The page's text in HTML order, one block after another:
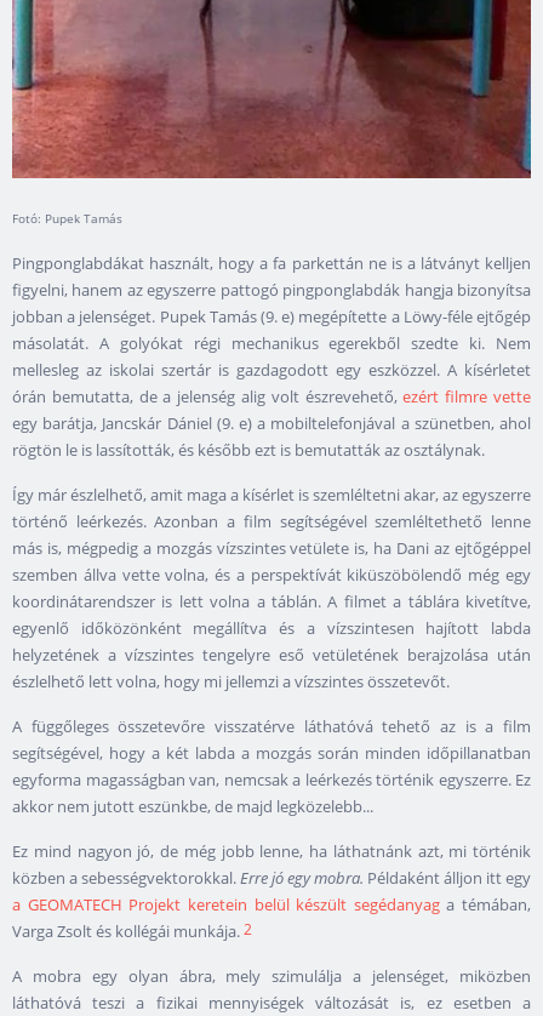
Fotó: Pupek Tamás
Pingponglabdákat használt, hogy a fa parkettán ne is a látványt kelljen
figyelni, hanem az egyszerre pattogó pingponglabdák hangja bizonyítsa
jobban a jelenséget. Pupek Tamás (9. e) megépítette a Löwy-féle ejtőgép
másolatát. A golyókat régi mechanikus egerekből szedte ki. Nem
mellesleg az iskolai szertár is gazdagodott egy eszközzel. A kísérletet
órán bemutatta, de a jelenség alig volt észrevehető,ezért filmre vette
egy barátja, Jancskár Dániel (9. e) a mobiltelefonjával a szünetben, ahol
rögtön le is lassították, és később ezt is bemutatták az osztálynak.
Így már észlelhető, amit maga a kísérlet is szemléltetni akar, az egyszerre
történő leérkezés. Azonban a film segítségével szemléltethető lenne
más is, mégpedig a mozgás vízszintes vetülete is, ha Dani az ejtőgéppel
szemben állva vette volna, és a perspektívát kiküszöbölendő még egy
koordinátarendszer is lett volna a táblán. A filmet a táblára kivetítve,
egyenlő időközönként megállítva és a vízszintesen hajított labda
helyzetének a vízszintes tengelyre eső vetületének berajzolása után
észlelhető lett volna, hogy mi jellemzi a vízszintes összetevőt.
A függőleges összetevőre visszatérve láthatóvá tehető az is a film
segítségével, hogy a két labda a mozgás során minden időpillanatban
egyforma magasságban van, nemcsak a leérkezés történik egyszerre. Ez
akkor nem jutott eszünkbe, de majd legközelebb...
Ez mind nagyon jó, de még jobb lenne, ha láthatnánk azt, mi történik
közben a sebességvektorokkal.Erre jó egy mobra. Példaként álljon itt egy
a GEOMATECH Projekt keretein belül készült segédanyaga témában,
Varga Zsolt és kollégái munkája. 2
A mobra egy olyan ábra, mely szimulálja a jelenséget, miközben
láthatóvá teszi a fizikai mennyiségek változását is, ez esetben a